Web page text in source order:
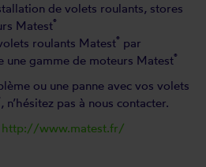
de volets roulants, stores
Matest®
roulants Matest® par
une gamme de moteurs Matest®
ou une panne avec vos volets
, n’hésitez pas à nous contacter.
http://www.matest.fr/